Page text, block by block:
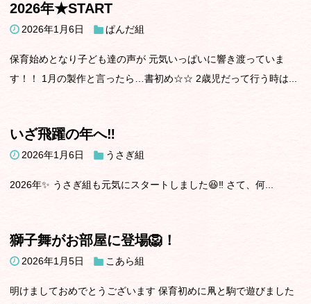
2026年★START
2026年1月6日 ぱんだ組
保育始めとなり子ども達の声が 元気いっぱいに響き渡っていま
す！！ 1月の製作と言ったら…書初め☆☆ 2歳児だって行う時は...
いざ飛躍の年へ‼️
2026年1月6日 うさぎ組
2026年✨ うさぎ組も元気にスタートしました😆‼️ さて、何...
獅子舞がお部屋に登場🦁！
2026年1月5日 こあら組
明けましておめでとうございます 保育初めに凧と駒で遊びました